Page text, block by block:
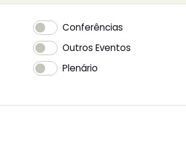
Conferências
Outros Eventos
Plenário